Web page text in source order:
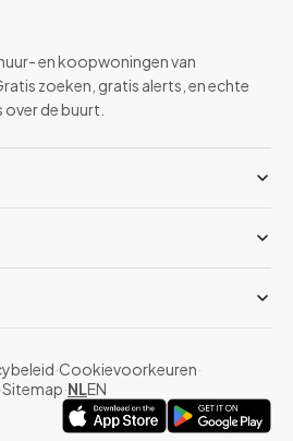
en koopwoningen van
zoeken, gratis alerts, en echte
de buurt.
·Cookievoorkeuren·
·Sitemap·NLEN